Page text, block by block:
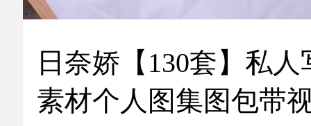
日奈娇【130套】私人
素材个人图集图包带